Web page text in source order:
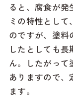
ると、腐食が
ミの特性とし
のですが、塗料
したとしても
ん。したがって
ありますので、
ます。